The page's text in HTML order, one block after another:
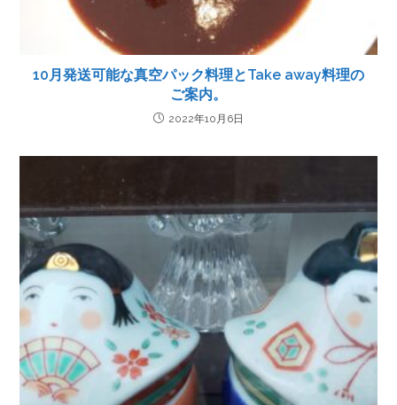
10月発送可能な真空パック料理とTake away料理の
ご案内。
2022年10月6日